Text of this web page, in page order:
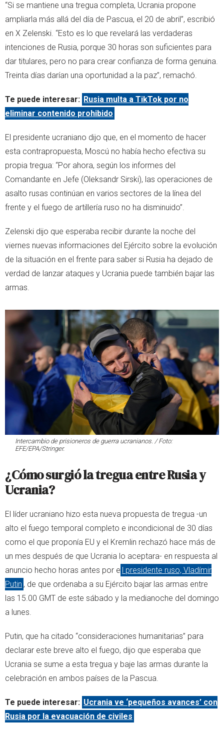
“Si se mantiene una tregua completa, Ucrania propone
ampliarla más allá del día de Pascua, el 20 de abril”, escribió
en X Zelenski. “Esto es lo que revelará las verdaderas
intenciones de Rusia, porque 30 horas son suficientes para
dar titulares, pero no para crear confianza de forma genuina.
Treinta días darían una oportunidad a la paz”, remachó.
Te puede interesar: Rusia multa a TikTok por no
eliminar contenido prohibido
El presidente ucraniano dijo que, en el momento de hacer
esta contrapropuesta, Moscú no había hecho efectiva su
propia tregua: “Por ahora, según los informes del
Comandante en Jefe (Oleksandr Sirski), las operaciones de
asalto rusas continúan en varios sectores de la línea del
frente y el fuego de artillería ruso no ha disminuido”.
Zelenski dijo que esperaba recibir durante la noche del
viernes nuevas informaciones del Ejército sobre la evolución
de la situación en el frente para saber si Rusia ha dejado de
verdad de lanzar ataques y Ucrania puede también bajar las
armas.
Intercambio de prisioneros de guerra ucranianos. / Foto:
EFE/EPA/Stringer.
¿Cómo surgió la tregua entre Rusia y
Ucrania?
El líder ucraniano hizo esta nueva propuesta de tregua -un
alto el fuego temporal completo e incondicional de 30 días
como el que proponía EU y el Kremlin rechazó hace más de
un mes después de que Ucrania lo aceptara- en respuesta al
anuncio hecho horas antes por e l presidente ruso, Vladímir
Putin , de que ordenaba a su Ejército bajar las armas entre
las 15.00 GMT de este sábado y la medianoche del domingo
a lunes.
Putin, que ha citado “consideraciones humanitarias” para
declarar este breve alto el fuego, dijo que esperaba que
Ucrania se sume a esta tregua y baje las armas durante la
celebración en ambos países de la Pascua.
Te puede interesar: Ucrania ve ‘pequeños avances’ con
Rusia por la evacuación de civiles